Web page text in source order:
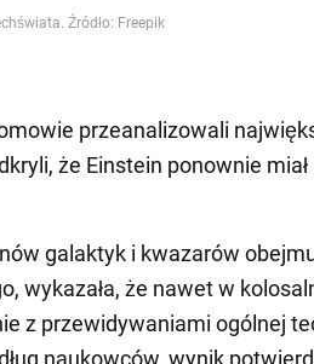
Źródło: Freepik
przeanalizowali
że Einstein ponownie miał
galaktyk i kwazarów
wykazała, że nawet w
z przewidywaniami ogólnej
naukowców, wynik